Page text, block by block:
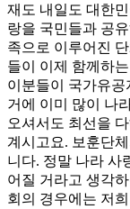
재도 내일도 대한
랑을 국민들과 공
족으로 이루어진
들이 이제 함께하
이분들이 국가유
거에 이미 많이 나
오셔서도 최선을
계시고요. 보훈단
니다. 정말 나라 사
어질 거라고 생각
회의 경우에는 저